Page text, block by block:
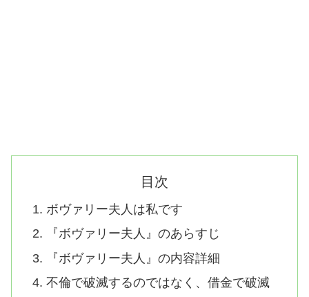
目次
ボヴァリー夫人は私です
『ボヴァリー夫人』のあらすじ
『ボヴァリー夫人』の内容詳細
不倫で破滅するのではなく、借金で破滅